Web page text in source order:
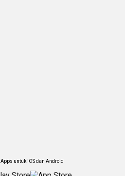
untuk iOS dan Android